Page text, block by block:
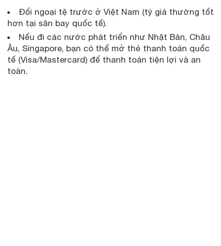
Đổi ngoại tệ trước ở Việt Nam (tỷ giá thường tốt
hơn tại sân bay quốc tế).
Nếu đi các nước phát triển như Nhật Bản, Châu
Âu, Singapore, bạn có thể mở thẻ thanh toán quốc
tế (Visa/Mastercard) để thanh toán tiện lợi và an
toàn.